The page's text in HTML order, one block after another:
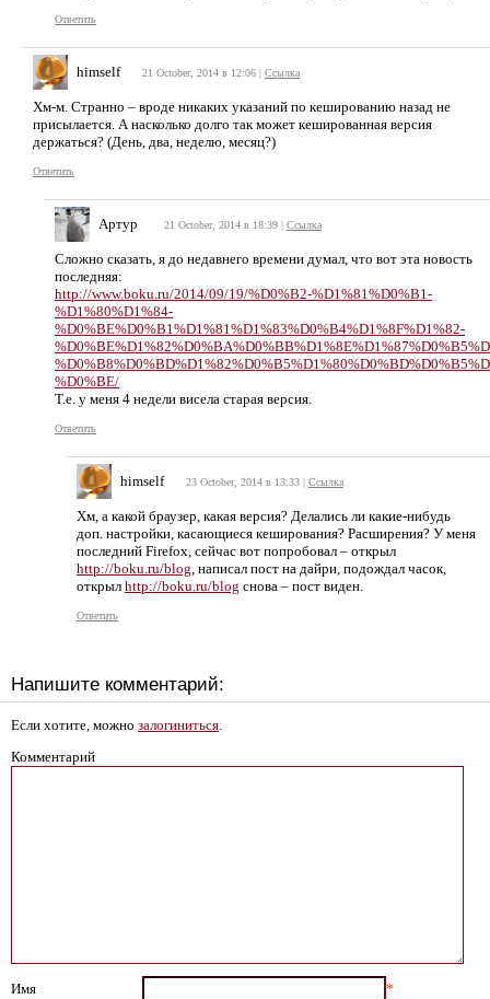
Ответить
himself 21 October, 2014 в 12:06 | Ссылка
Хм-м. Странно – вроде никаких указаний по кешированию назад не
присылается. А насколько долго так может кешированная версия
держаться? (День, два, неделю, месяц?)
Ответить
Артур 21 October, 2014 в 18:39 | Ссылка
Сложно сказать, я до недавнего времени думал, что вот эта новость
последняя:
http://www.boku.ru/2014/09/19/%D0%B2-%D1%81%D0%B1-
%D1%80%D1%84-
%D0%BE%D0%B1%D1%81%D1%83%D0%B4%D1%8F%D1%82-
%D0%BE/
Т.е. у меня 4 недели висела старая версия.
Ответить
himself 23 October, 2014 в 13:33 | Ссылка
Хм, а какой браузер, какая версия? Делались ли какие-нибудь
доп. настройки, касающиеся кеширования? Расширения? У меня
последний Firefox, сейчас вот попробовал – открыл
http://boku.ru/blog, написал пост на дайри, подождал часок,
открыл http://boku.ru/blog снова – пост виден.
Ответить
Напишите комментарий:
Если хотите, можно залогиниться.
Комментарий
Имя
*